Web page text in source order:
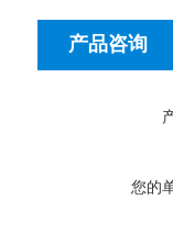
产品咨询
您的